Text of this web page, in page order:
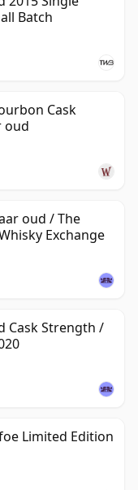
Batch
Cask
oud
oud / The
Exchange
Cask Strength /
Limited Edition